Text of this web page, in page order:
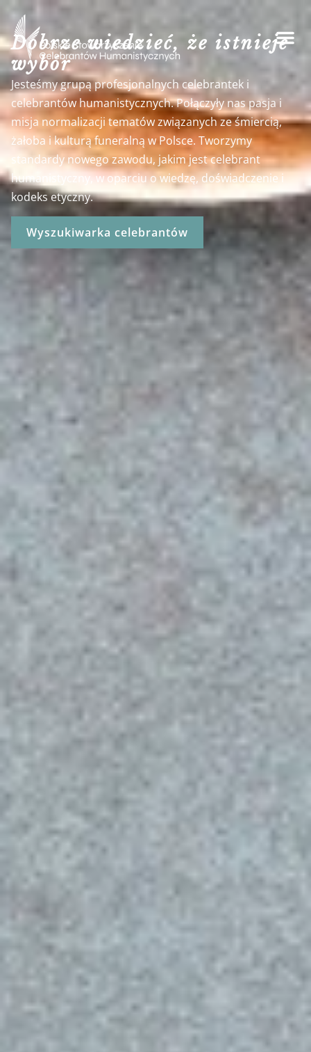
Dobrze wiedzieć, że istnieje
wybór
Jesteśmy grupą profesjonalnych celebrantek i
celebrantów humanistycznych. Połączyły nas pasja i
misja normalizacji tematów związanych ze śmiercią,
żałoba i kulturą funeralną w Polsce. Tworzymy
standardy nowego zawodu, jakim jest celebrant
humanistyczny, w oparciu o wiedzę, doświadczenie i
kodeks etyczny.
Wyszukiwarka celebrantów